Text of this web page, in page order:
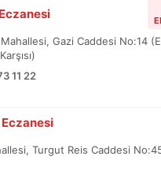
Gazi Caddesi No:14
11 22
Turgut Reis Caddesi
TURNUVASI